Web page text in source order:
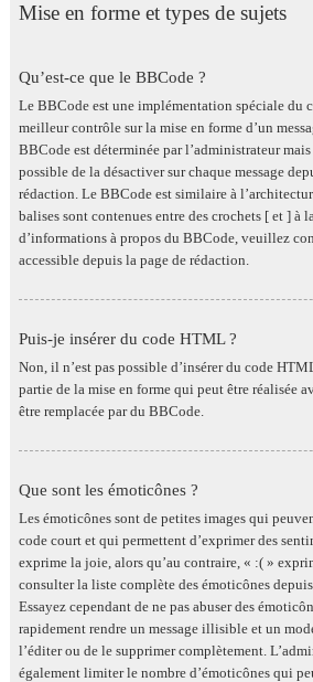
Mise en forme et types de sujets
Qu’est-ce que le BBCode ?
Le BBCode est une implémentation spéciale du
meilleur contrôle sur la mise en forme d’un
BBCode est déterminée par l’administrateur
possible de la désactiver sur chaque message
rédaction. Le BBCode est similaire à
balises sont contenues entre des crochets [ et ] à
d’informations à propos du BBCode, veuillez
accessible depuis la page de rédaction.
Puis-je insérer du code HTML ?
Non, il n’est pas possible d’insérer du code
partie de la mise en forme qui peut être réalisée
être remplacée par du BBCode.
Que sont les émoticônes ?
Les émoticônes sont de petites images qui
code court et qui permettent d’exprimer des
exprime la joie, alors qu’au contraire, « :( »
consulter la liste complète des émoticônes
Essayez cependant de ne pas abuser des
rapidement rendre un message illisible et un
l’éditer ou de le supprimer complètement.
également limiter le nombre d’émoticônes qui